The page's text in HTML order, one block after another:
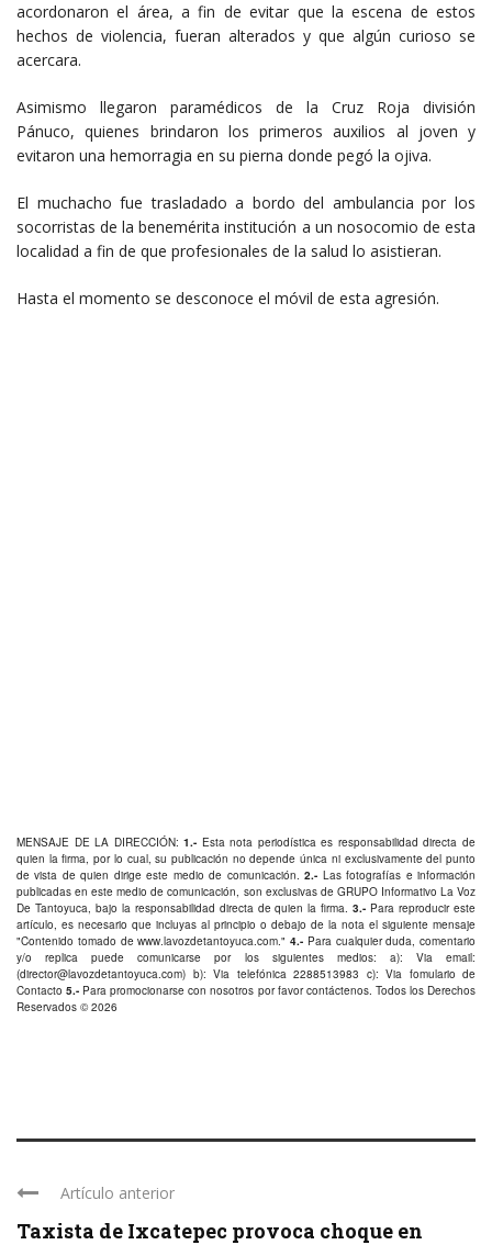
acordonaron el área, a fin de evitar que la escena de estos
hechos de violencia, fueran alterados y que algún curioso se
acercara.
Asimismo llegaron paramédicos de la Cruz Roja división
Pánuco, quienes brindaron los primeros auxilios al joven y
evitaron una hemorragia en su pierna donde pegó la ojiva.
El muchacho fue trasladado a bordo del ambulancia por los
socorristas de la benemérita institución a un nosocomio de esta
localidad a fin de que profesionales de la salud lo asistieran.
Hasta el momento se desconoce el móvil de esta agresión.
MENSAJE DE LA DIRECCIÓN:1.- Esta nota periodística es responsabilidad directa de
quien la firma, por lo cual, su publicación no depende única ni exclusivamente del punto
de vista de quien dirige este medio de comunicación.2.- Las fotografías e información
publicadas en este medio de comunicación, son exclusivas de GRUPO Informativo La Voz
De Tantoyuca, bajo la responsabilidad directa de quien la firma.3.- Para reproducir este
artículo, es necesario que incluyas al principio o debajo de la nota el siguiente mensaje
"Contenido tomado dewww.lavozdetantoyuca.com." 4.- Para cualquier duda, comentario
y/o replica puede comunicarse por los siguientes medios: a): Via email:
(director@lavozdetantoyuca.com) b): Via telefónica 2288513983 c): Via fomulario de
Contacto 5.- Para promocionarse con nosotros por favorcontáctenos. Todos los Derechos
Reservados © 2026
Artículo anterior
Taxista de Ixcatepec provoca choque en